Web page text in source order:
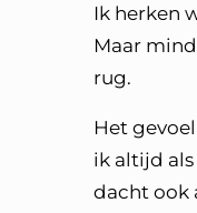
Ik herken
Maar
rug.
Het
ik altijd
dacht ook